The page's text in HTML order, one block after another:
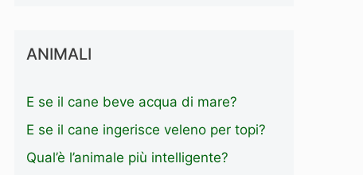
ANIMALI
E se il cane beve acqua di mare?
E se il cane ingerisce veleno per topi?
Qual’è l’animale più intelligente?